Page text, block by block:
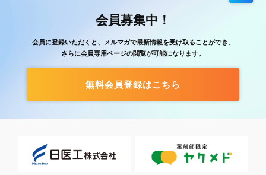
会員募集中！
会員に登録いただくと、メルマガで最新情報を受け取ることができ、
さらに会員専用ページの閲覧が可能になります。
無料会員登録はこちら